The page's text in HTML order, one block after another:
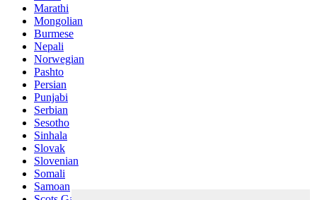
Marathi
Mongolian
Burmese
Nepali
Norwegian
Pashto
Persian
Punjabi
Serbian
Sesotho
Sinhala
Slovak
Slovenian
Somali
Samoan